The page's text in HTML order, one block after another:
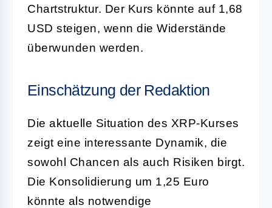
Chartstruktur. Der Kurs könnte auf 1,68
USD steigen, wenn die Widerstände
überwunden werden.
Einschätzung der Redaktion
Die aktuelle Situation des XRP-Kurses
zeigt eine interessante Dynamik, die
sowohl Chancen als auch Risiken birgt.
Die Konsolidierung um 1,25 Euro
könnte als notwendige